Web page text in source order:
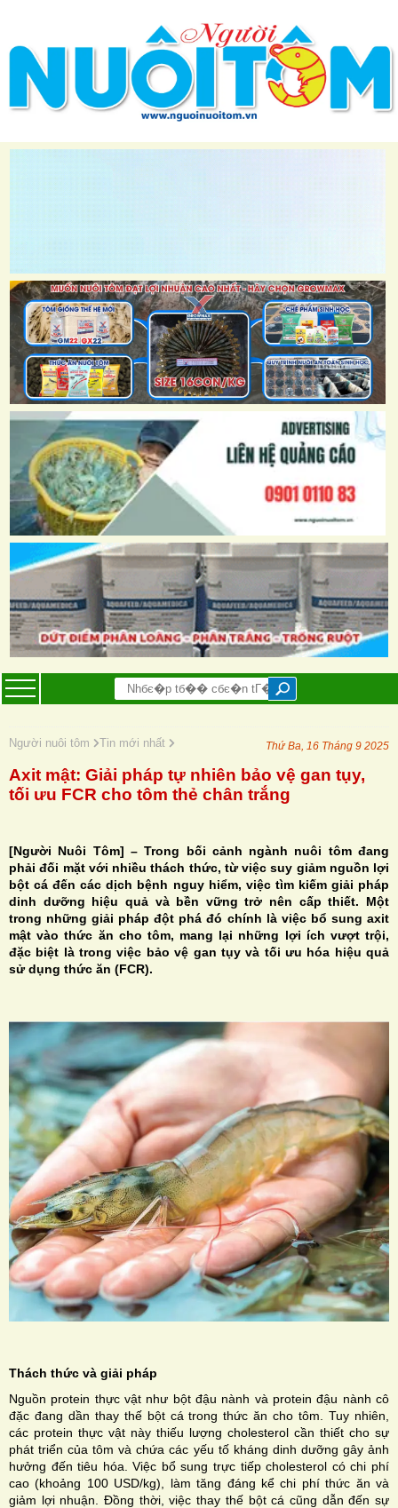
Người nuôi tôm Tin mới nhất Thứ Ba, 16 Tháng 9 2025
Axit mật: Giải pháp tự nhiên bảo vệ gan tụy,
tối ưu FCR cho tôm thẻ chân trắng
[Người Nuôi Tôm] –Trong bối cảnh ngành nuôi tôm đang
phải đối mặt với nhiều thách thức, từ việc suy giảm nguồn lợi
bột cá đến các dịch bệnh nguy hiểm, việc tìm kiếm giải pháp
dinh dưỡng hiệu quả và bền vững trở nên cấp thiết. Một
trong những giải pháp đột phá đó chính là việc bổ sung axit
mật vào thức ăn cho tôm, mang lại những lợi ích vượt trội,
đặc biệt là trong việc bảo vệ gan tụy và tối ưu hóa hiệu quả
sử dụng thức ăn (FCR).
Thách thức và giải pháp
Nguồn protein thực vật như bột đậu nành và protein đậu nành cô
đặc đang dần thay thế bột cá trong thức ăn cho tôm. Tuy nhiên,
các protein thực vật này thiếu lượng cholesterol cần thiết cho sự
phát triển của tôm và chứa các yếu tố kháng dinh dưỡng gây ảnh
hưởng đến tiêu hóa. Việc bổ sung trực tiếp cholesterol có chi phí
cao (khoảng 100 USD/kg), làm tăng đáng kể chi phí thức ăn và
giảm lợi nhuận. Đồng thời, việc thay thế bột cá cũng dẫn đến sự